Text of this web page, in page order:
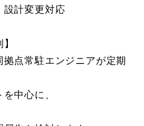
設計変更対応
点常駐エンジニアが定期
中心に、